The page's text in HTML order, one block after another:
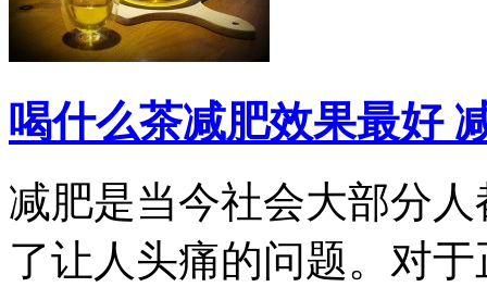
喝什么茶减肥效果最好
减肥是当今社会大部分
了让人头痛的问题。对